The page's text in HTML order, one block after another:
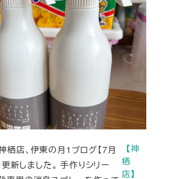
【神
栖
店】
栖店、伊東の月1ブログ【7月
新しました。 手作りシリー